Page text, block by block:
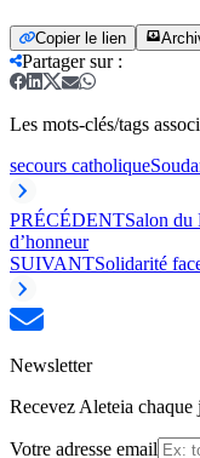
Copier le lien
Partager sur:
Les mots-clés/tags
secours catholique
PRÉCÉDENTSalon
d’honneur
SUIVANTSolidarité
Newsletter
Recevez Aleteia
Votre adresse email